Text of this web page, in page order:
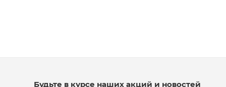
Будьте в курсе наших акций и новостей